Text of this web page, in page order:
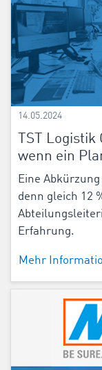
14.05.2024
TST Logistik
wenn ein
Eine
denn gleich 12
Erfahrung.
Mehr